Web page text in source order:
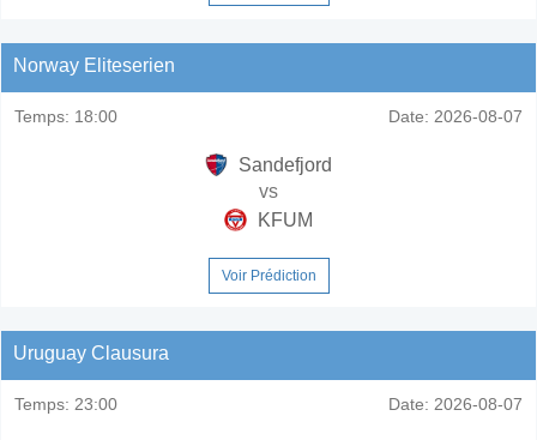
Norway Eliteserien
Temps: 18:00 Date: 2026-08-07
Sandefjord
vs
KFUM
Voir Prédiction
Uruguay Clausura
Temps: 23:00 Date: 2026-08-07